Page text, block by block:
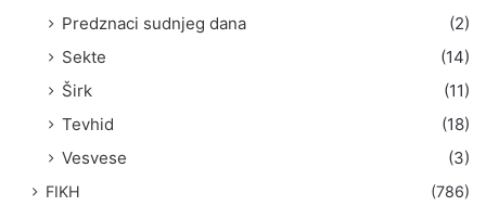
Predznaci sudnjeg dana
(2)
Sekte
(14)
Širk
(11)
Tevhid
(18)
Vesvese
(3)
FIKH (786)